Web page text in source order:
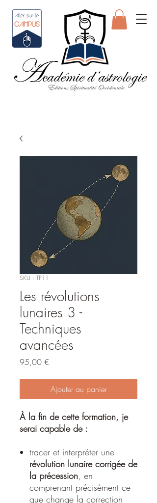
SKU : TP11
Les révolutions
lunaires 3 -
Techniques
avancées
95,00 €
Ajouter au panier
À la fin de cette formation, je
serai capable de :
tracer et interpréter une
révolution lunaire corrigée de
la précession , en
comprenant précisément ce
que change la correction